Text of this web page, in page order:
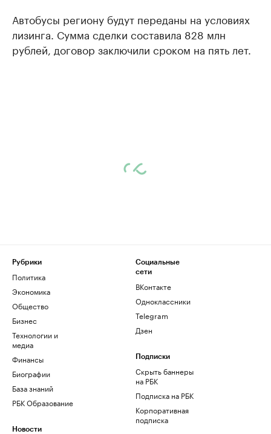
Автобусы региону будут переданы на условиях
лизинга. Сумма сделки составила 828 млн
рублей, договор заключили сроком на пять лет.
Рубрики
Политика
Экономика
Общество
Бизнес
Технологии и
медиа
Финансы
Биографии
База знаний
РБК Образование
Новости
Социальные
сети
ВКонтакте
Одноклассники
Telegram
Дзен
Подписки
Скрыть баннеры
на РБК
Подписка на РБК
Корпоративная
подписка